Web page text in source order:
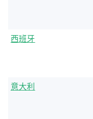
西班牙
意大利